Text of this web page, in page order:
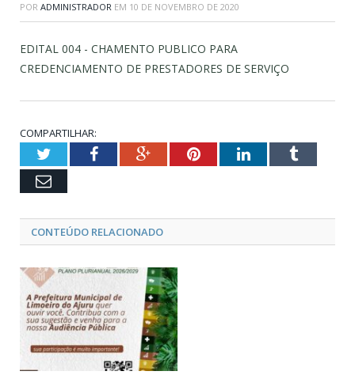
POR ADMINISTRADOR EM 10 DE NOVEMBRO DE 2020
EDITAL 004 - CHAMENTO PUBLICO PARA
CREDENCIAMENTO DE PRESTADORES DE SERVIÇO
COMPARTILHAR:
TwitterFacebookGoogle+PinterestLinkedInTumblr
Email
CONTEÚDO RELACIONADO